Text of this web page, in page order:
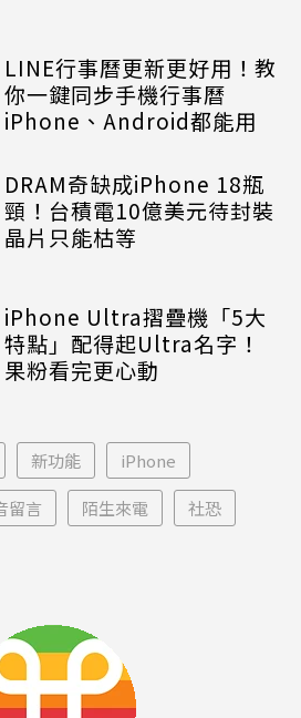
LINE行事曆更新更好用！教
你一鍵同步手機行事曆
iPhone、Android都能用
DRAM奇缺成iPhone 18瓶
頸！台積電10億美元待封裝
晶片只能枯等
iPhone Ultra摺疊機「5大
特點」配得起Ultra名字！
果粉看完更心動
新功能 iPhone
留言 陌生來電 社恐